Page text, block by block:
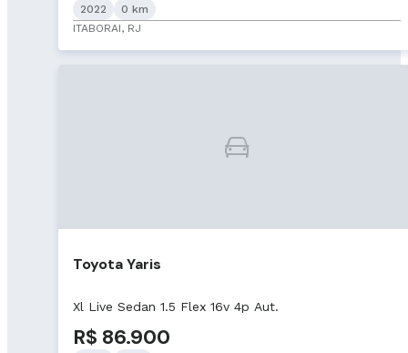
2022
0 km
ITABORAI, RJ
Toyota Yaris
Xl Live Sedan 1.5 Flex 16v 4p Aut.
R$ 86.900